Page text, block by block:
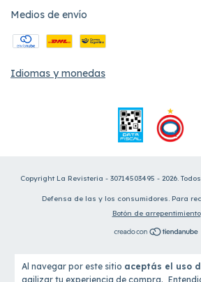
Al navegar por este sitio aceptás el uso
agilizar tu experiencia de compra.
Medios de envío
Idiomas y monedas
Copyright La Revisteria - 30714503495 - 2026.
Defensa de las y los consumidores. Para
Botón de arrepentimiento